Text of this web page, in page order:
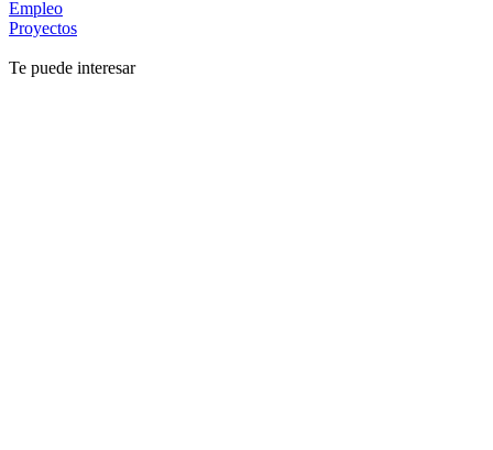
Empleo
Proyectos
Te puede interesar